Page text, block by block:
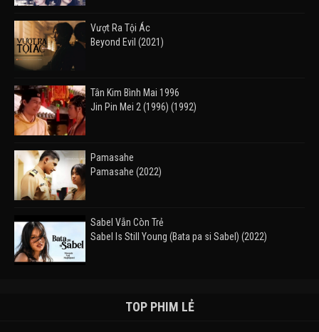
Vượt Ra Tội Ác
Beyond Evil (2021)
Tân Kim Bình Mai 1996
Jin Pin Mei 2 (1996) (1992)
Pamasahe
Pamasahe (2022)
Sabel Vẫn Còn Trẻ
Sabel Is Still Young (Bata pa si Sabel) (2022)
Takas (2024)TOP PHIM LẺ